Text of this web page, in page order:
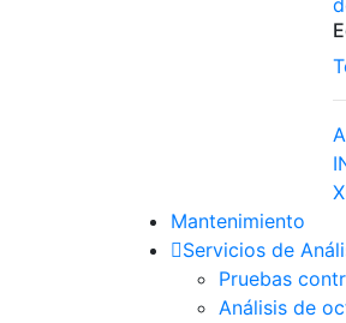
Mantenimiento
Servicios de
Pruebas
Análisis de